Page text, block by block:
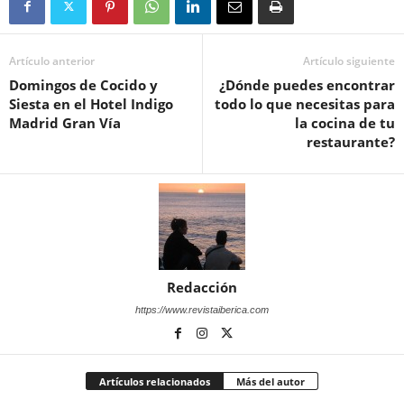
Artículo anterior
Domingos de Cocido y
Siesta en el Hotel Indigo
Madrid Gran Vía
Artículo siguiente
¿Dónde puedes encontrar
todo lo que necesitas para
la cocina de tu
restaurante?
Redacción
https://www.revistaiberica.com
Artículos relacionados Más del autor